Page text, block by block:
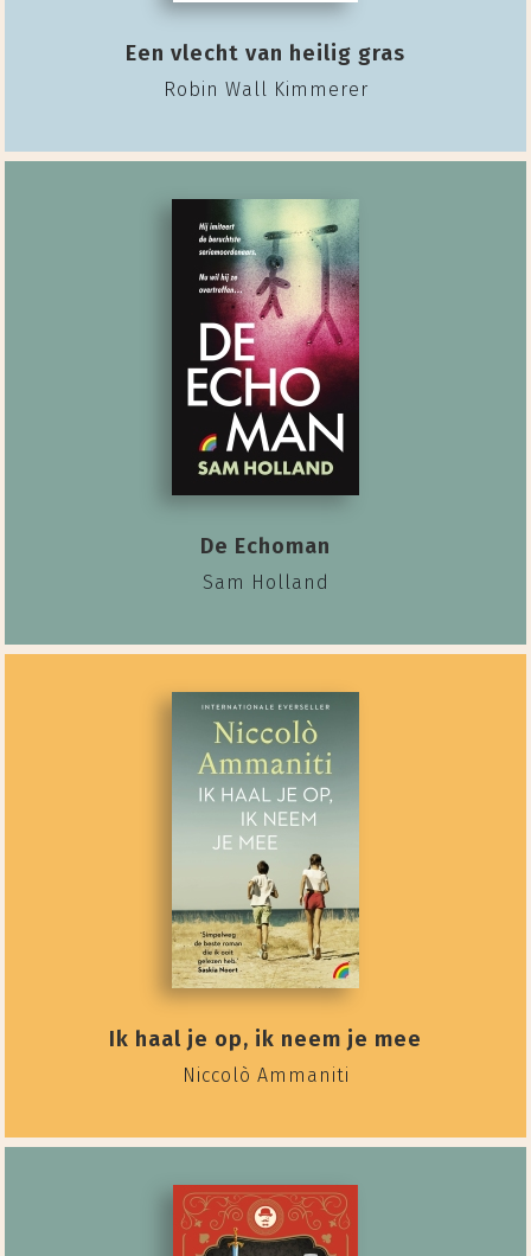
Een vlecht van heilig gras
Robin Wall Kimmerer
De Echoman
Sam Holland
Ik haal je op, ik neem je mee
Niccolò Ammaniti